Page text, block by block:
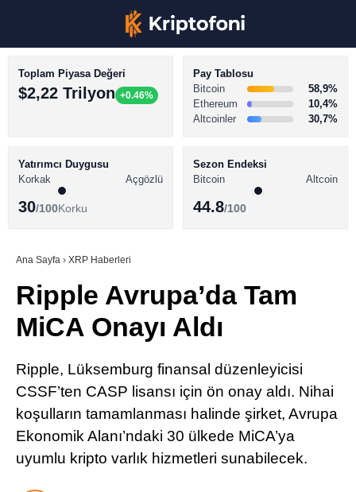
Youtube
Pinterest
LinkedIn
Telegram
BİTCOİN HABERLERİ
ALTCOİN HABERLERİ
SÖZLÜK
Toplam Piyasa Değeri
$2,22 Trilyon +0.46%
Pay Tablosu
Bitcoin
58,9%
Ethereum
10,4%
Altcoinler
30,7%
Yatırımcı Duygusu
Korkak
Açgözlü
30/100Korku
Sezon Endeksi
Bitcoin
Altcoin
44.8/100
Ana Sayfa › XRP Haberleri
Ripple Avrupa’da Tam
MiCA Onayı Aldı
Ripple, Lüksemburg finansal düzenleyicisi
CSSF’ten CASP lisansı için ön onay aldı. Nihai
koşulların tamamlanması halinde şirket, Avrupa
Ekonomik Alanı’ndaki 30 ülkede MiCA’ya
uyumlu kripto varlık hizmetleri sunabilecek.